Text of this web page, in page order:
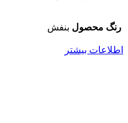
رنگ محصول بنفش
اطلاعات بیشتر